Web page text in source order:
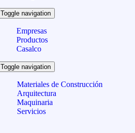
Toggle navigation
Empresas
Productos
Casalco
Toggle navigation
Materiales de Construcción
Arquitectura
Maquinaria
Servicios